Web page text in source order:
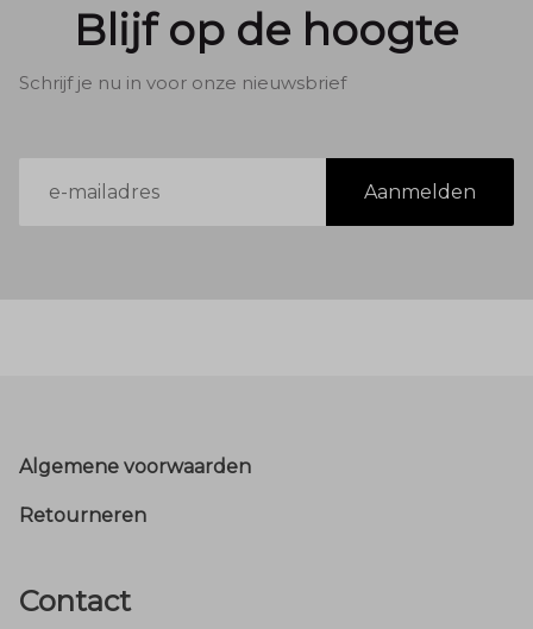
Blijf op de hoogte
Schrijf je nu in voor onze nieuwsbrief
mailadres
Aanmelden
Footer
Algemene voorwaarden
Retourneren
Contact